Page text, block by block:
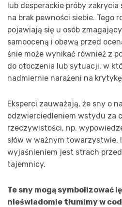
lub desperackie próby
na brak pewności siebie. Tego
pojawiają się u osób
samooceną i obawą przed
śnie może wynikać również z
do otoczenia lub sytuacji, w
nadmiernie narażeni na
Eksperci zauważają, że sny o
odzwierciedleniem wstydu za
rzeczywistości, np.
słów w ważnym towarzystwie.
wyjaśnieniem jest strach
tajemnicy.
Te sny mogą symbolizować
nieświadomie tłumimy w